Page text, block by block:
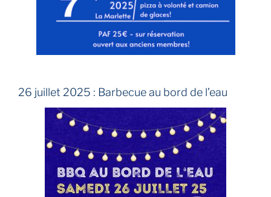
26 juillet 2025 : Barbecue au bord de l’eau